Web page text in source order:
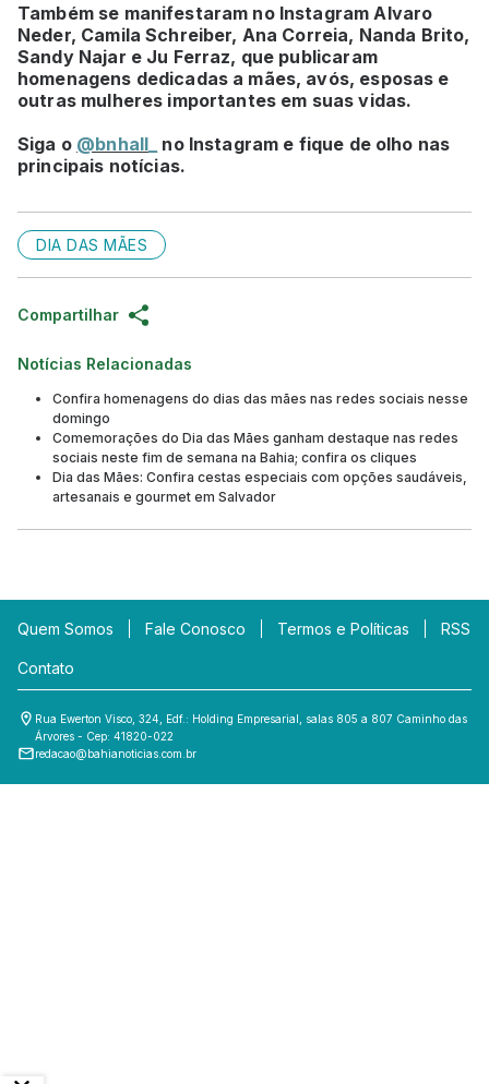
Também se manifestaram no Instagram Alvaro
Neder, Camila Schreiber, Ana Correia, Nanda Brito,
Sandy Najar e Ju Ferraz, que publicaram
homenagens dedicadas a mães, avós, esposas e
outras mulheres importantes em suas vidas.
Siga o @bnhall_
no Instagram e fique de olho nas
principais notícias.
DIA DAS MÃES
Compartilhar
Notícias Relacionadas
Confira homenagens do dias das mães nas redes sociais nesse
domingo
Comemorações do Dia das Mães ganham destaque nas redes
sociais neste fim de semana na Bahia; confira os cliques
Dia das Mães: Confira cestas especiais com opções saudáveis,
artesanais e gourmet em Salvador
Quem Somos Fale Conosco Termos e Políticas RSS
Contato
Rua Ewerton Visco, 324, Edf.: Holding Empresarial, salas 805 a 807 Caminho das
Árvores - Cep: 41820-022
redacao@bahianoticias.com.br